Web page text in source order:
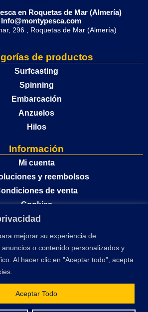
mejorar su experiencia de
o contenido personalizados y
Al hacer clic en "Aceptar todo", acepta
Aceptar Todo
en Roquetas de Mar (Almería)
Info@montypesca.com
296 , Roquetas de Mar (Almería)
de productos
Surfcasting
Spinning
Embarcación
Anzuelos
Hilos
Información
Mi cuenta
y reembolsos
de venta
Cookies
de privacidad